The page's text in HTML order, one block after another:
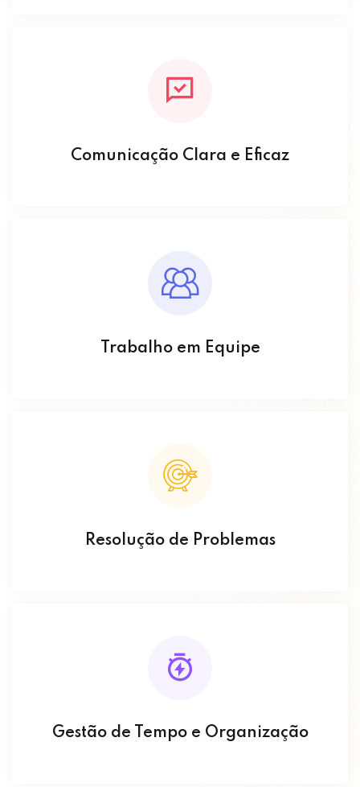
Comunicação Clara e Eficaz
Trabalho em Equipe
Resolução de Problemas
Gestão de Tempo e Organização